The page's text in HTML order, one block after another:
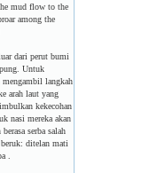
mud flow to the
among the
dari perut bumi
Untuk
mengambil langkah
arah laut yang
kekecohan
nasi mereka akan
serba salah
beruk: ditelan mati
.